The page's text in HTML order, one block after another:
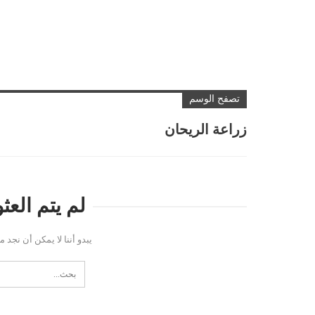
تصفح الوسم
زراعة الريحان
لم يتم
يبدو أننا لا يمكن أن